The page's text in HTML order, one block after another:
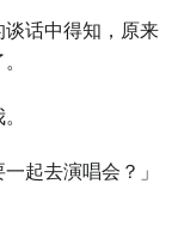
话中得知，原来
起去演唱会？」